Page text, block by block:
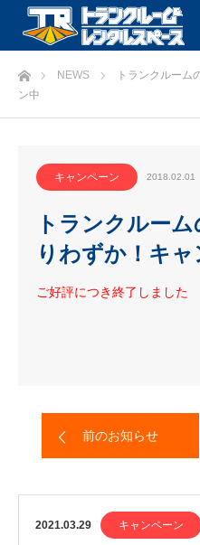
ホームNEWS
トランクルーム
ン中
キャンペーン 2018.02.01
トランクルー
りわずか！キ
ご好評につき終了しました
前のお知らせ
2021.03.29 キャンペーン